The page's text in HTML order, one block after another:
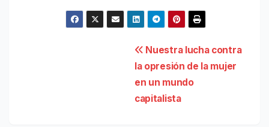
Nuestra lucha contra
la opresión de la mujer
en un mundo
capitalista